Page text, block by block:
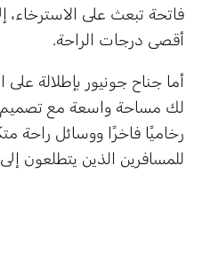
فاتحة تبعث على
أقصى درجات الراحة.
أما جناح جونيور بإطلالة
لك مساحة واسعة مع
رخاميًا فاخرًا ووسائل راحة
للمسافرين الذين يتطلعون